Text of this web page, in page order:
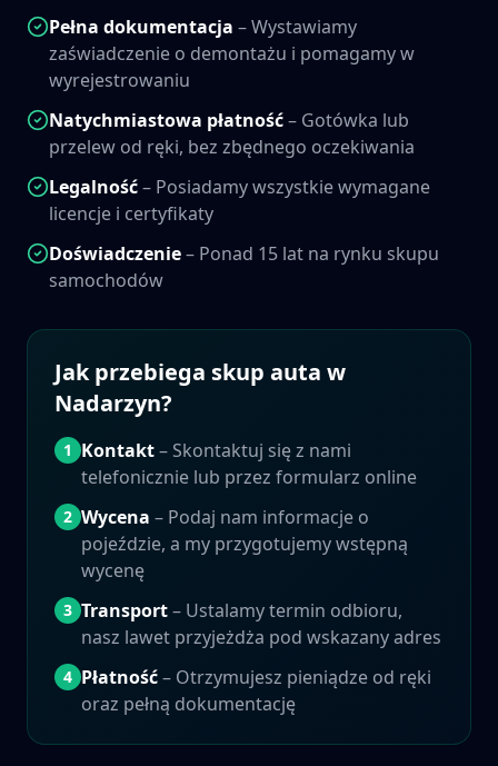
Pełna dokumentacja – Wystawiamy
zaświadczenie o demontażu i pomagamy w
wyrejestrowaniu
Natychmiastowa płatność– Gotówka lub
przelew od ręki, bez zbędnego oczekiwania
Legalność– Posiadamy wszystkie wymagane
licencje i certyfikaty
Doświadczenie– Ponad 15 lat na rynku skupu
samochodów
Jak przebiega skup auta w
Nadarzyn?
1 Kontakt– Skontaktuj się z nami
telefonicznie lub przez formularz online
2 Wycena – Podaj nam informacje o
pojeździe, a my przygotujemy wstępną
wycenę
3 Transport– Ustalamy termin odbioru,
nasz lawet przyjeżdża pod wskazany adres
4 Płatność– Otrzymujesz pieniądze od ręki
oraz pełną dokumentację